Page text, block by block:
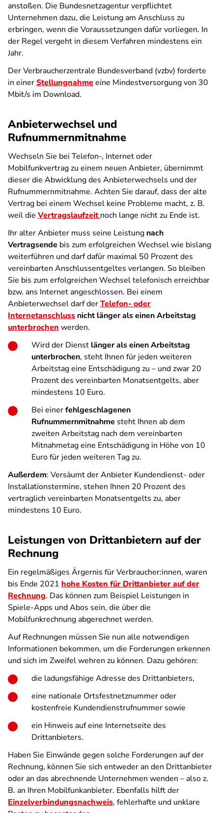
anstoßen. Die Bundesnetzagentur verpflichtet
Unternehmen dazu, die Leistung am Anschluss zu
erbringen, wenn die Voraussetzungen dafür vorliegen. In
der Regel vergeht in diesem Verfahren mindestens ein
Jahr.
Der Verbraucherzentrale Bundesverband (vzbv) forderte
in einerStellungnahmeeine Mindestversorgung von 30
Mbit/s im Download.
Anbieterwechsel und
Rufnummernmitnahme
Wechseln Sie bei Telefon-, Internet oder
Mobilfunkvertrag zu einem neuen Anbieter, übernimmt
dieser die Abwicklung des Anbieterwechsels und der
Rufnummernmitnahme. Achten Sie darauf, dass der alte
Vertrag bei einem Wechsel keine Probleme macht, z. B.
weil die Vertragslaufzeitnoch lange nicht zu Ende ist.
Ihr alter Anbieter muss seine Leistung nach
Vertragsende bis zum erfolgreichen Wechsel wie bislang
weiterführen und darf dafür maximal 50 Prozent des
vereinbarten Anschlussentgeltes verlangen. So bleiben
Sie bis zum erfolgreichen Wechsel telefonisch erreichbar
bzw. ans Internet angeschlossen. Bei einem
Anbieterwechsel darf derTelefon- oder
Internetanschluss nicht länger als einen Arbeitstag
unterbrochen werden.
Wird der Dienst länger als einen Arbeitstag
unterbrochen, steht Ihnen für jeden weiteren
Arbeitstag eine Entschädigung zu – und zwar 20
Prozent des vereinbarten Monatsentgelts, aber
mindestens 10 Euro.
Bei einerfehlgeschlagenen
Rufnummernmitnahme steht Ihnen ab dem
zweiten Arbeitstag nach dem vereinbarten
Mitnahmetag eine Entschädigung in Höhe von 10
Euro für jeden weiteren Tag zu.
Außerdem: Versäumt der Anbieter Kundendienst- oder
Installationstermine, stehen Ihnen 20 Prozent des
vertraglich vereinbarten Monatsentgelts zu, aber
mindestens 10 Euro.
Leistungen von Drittanbietern auf der
Rechnung
Ein regelmäßiges Ärgernis für Verbraucher:innen, waren
bis Ende 2021 hohe Kosten für Drittanbieter auf der
Rechnung. Das können zum Beispiel Leistungen in
Spiele-Apps und Abos sein, die über die
Mobilfunkrechnung abgerechnet werden.
Auf Rechnungen müssen Sie nun alle notwendigen
Informationen bekommen, um die Forderungen erkennen
und sich im Zweifel wehren zu können. Dazu gehören:
die ladungsfähige Adresse des Drittanbieters,
eine nationale Ortsfestnetznummer oder
kostenfreie Kundendienstrufnummer sowie
ein Hinweis auf eine Internetseite des
Drittanbieters.
Haben Sie Einwände gegen solche Forderungen auf der
Rechnung, können Sie sich entweder an den Drittanbieter
oder an das abrechnende Unternehmen wenden – also z.
B. an Ihren Mobilfunkanbieter. Ebenfalls hilft der
Einzelverbindungsnachweis, fehlerhafte und unklare